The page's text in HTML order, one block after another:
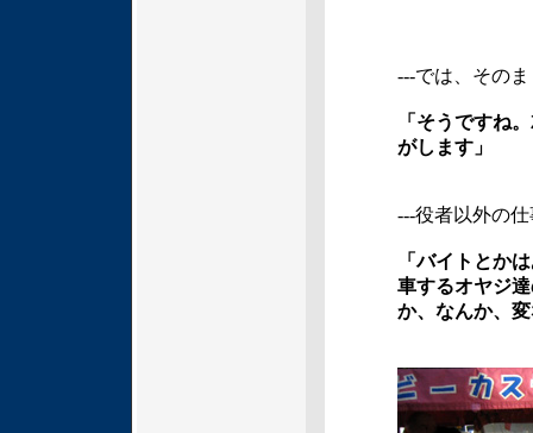
---では、その
「そうですね
がします」
---役者以外の
「バイトとか
車するオヤジ
か、なんか、